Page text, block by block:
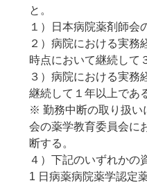
と。
１）日本病院薬剤師会
２）病院における実務
時点において継続して
３）病院における実務
継続して１年以上であ
※ 勤務中断の取り扱い
会の薬学教育委員会に
断する。
４）下記のいずれかの
1 日病薬病院薬学認定